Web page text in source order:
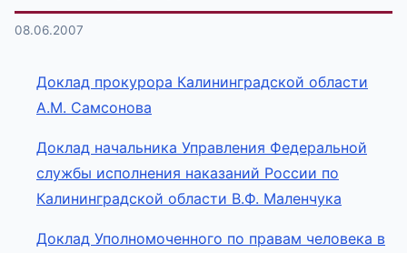
08.06.2007
Доклад прокурора Калининградской области
А.М. Самсонова
Доклад начальника Управления Федеральной
службы исполнения наказаний России по
Калининградской области В.Ф. Маленчука
Доклад Уполномоченного по правам человека в